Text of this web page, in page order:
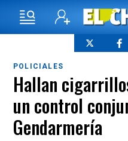
POLICIALES
Hallan
un control
Gendarmería